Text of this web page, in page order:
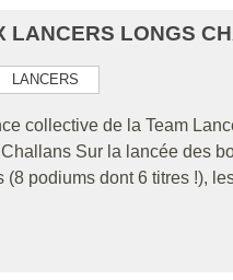
LANCERS LONGS
LANCERS
collective de la Team
Sur la lancée des
(8 podiums dont 6 titres !),